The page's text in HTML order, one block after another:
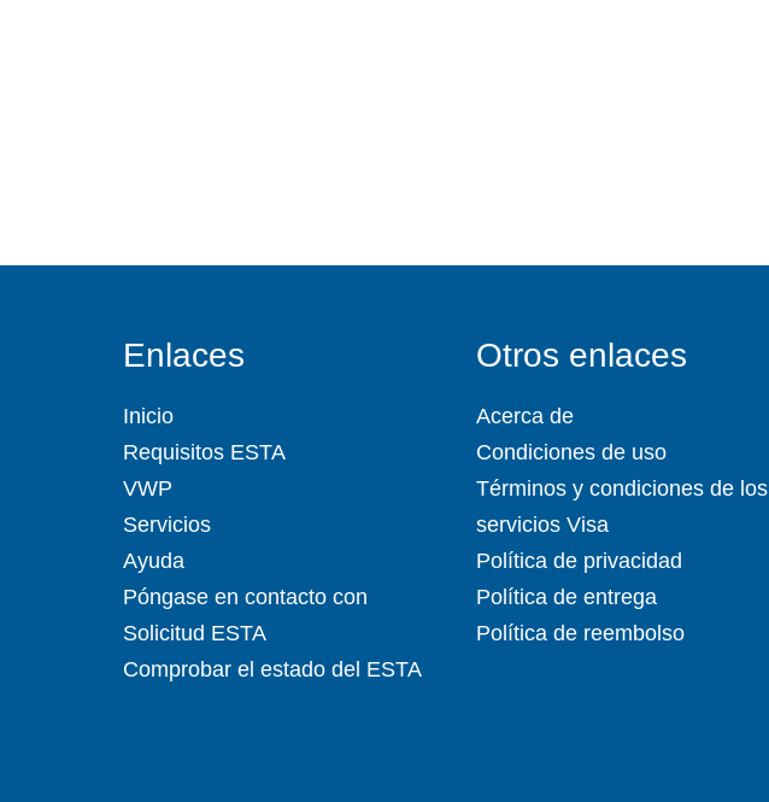
Enlaces
Inicio
Requisitos ESTA
VWP
Servicios
Ayuda
Póngase en contacto con
Solicitud ESTA
Comprobar el estado del ESTA
Otros enlaces
Acerca de
Condiciones de uso
Términos y condiciones de los
servicios Visa
Política de privacidad
Política de entrega
Política de reembolso